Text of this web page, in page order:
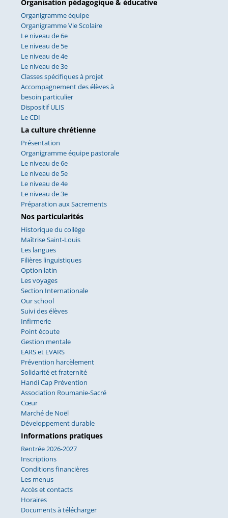
Organisation pédagogique & éducative
Organigramme équipe
Organigramme Vie Scolaire
Le niveau de 6e
Le niveau de 5e
Le niveau de 4e
Le niveau de 3e
Classes spécifiques à projet
Accompagnement des élèves à
besoin particulier
Dispositif ULIS
Le CDI
La culture chrétienne
Présentation
Organigramme équipe pastorale
Le niveau de 6e
Le niveau de 5e
Le niveau de 4e
Le niveau de 3e
Préparation aux Sacrements
Nos particularités
Historique du collège
Maîtrise Saint-Louis
Les langues
Filières linguistiques
Option latin
Les voyages
Section Internationale
Our school
Suivi des élèves
Infirmerie
Point écoute
Gestion mentale
EARS et EVARS
Prévention harcèlement
Solidarité et fraternité
Handi Cap Prévention
Association Roumanie-Sacré
Cœur
Marché de Noël
Développement durable
Informations pratiques
Rentrée 2026-2027
Inscriptions
Conditions financières
Les menus
Accès et contacts
Horaires
Documents à télécharger